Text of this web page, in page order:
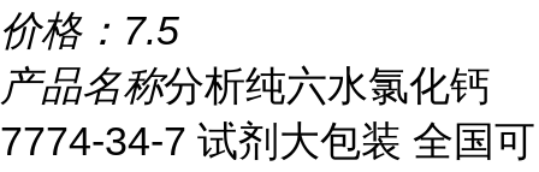
价格： 7.5
产品名称分析纯六水氯化钙
7774-34-7 试剂大包装 全国可